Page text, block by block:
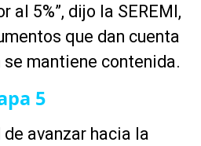
al 5%”, dijo la SEREMI,
que dan cuenta
mantiene contenida.
5
avanzar hacia la